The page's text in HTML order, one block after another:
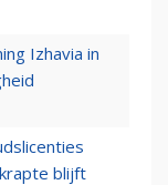
Izhavia in
blijft